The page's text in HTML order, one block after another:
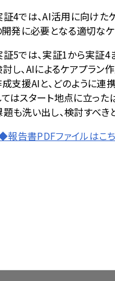
4では、AI活用に向けた
開発に必要となる適切な
5では、実証1から実証4
し、AIによるケアプラン
成支援AIと、どのように
はスタート地点に立った
も洗い出し、検討すべき
報告書PDFファイルはこ